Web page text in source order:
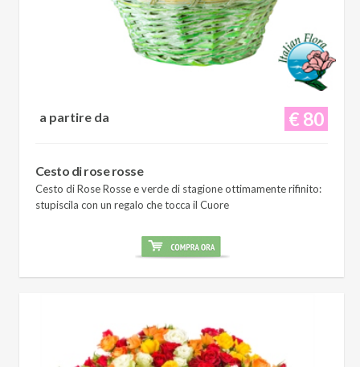
€ 80
a partire da
Cesto di rose rosse
Cesto di Rose Rosse e verde di stagione ottimamente rifinito:
stupiscila con un regalo che tocca il Cuore